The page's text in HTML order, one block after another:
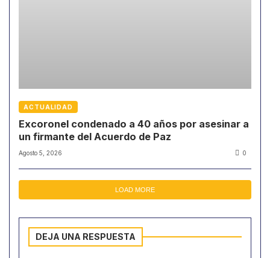
ACTUALIDAD
Excoronel condenado a 40 años por asesinar a
un firmante del Acuerdo de Paz
Agosto 5, 2026 0
LOAD MORE
DEJA UNA RESPUESTA